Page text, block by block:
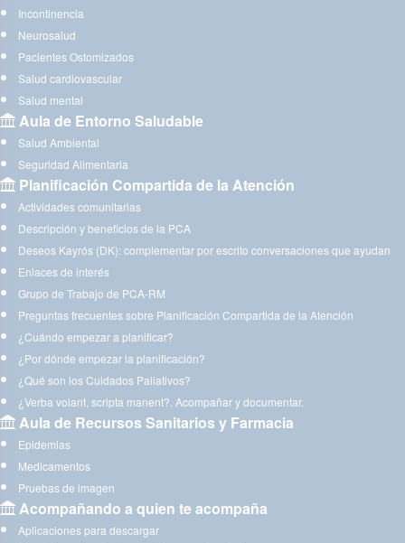
Incontinencia
Neurosalud
Pacientes Ostomizados
Salud cardiovascular
Salud mental
Aula de Entorno Saludable
Salud Ambiental
Seguridad Alimentaria
Planificación Compartida de la Atención
Actividades comunitarias
Descripción y beneficios de la PCA
Deseos Kayrós (DK): complementar por escrito conversaciones que ayudan
Enlaces de interés
Grupo de Trabajo de PCA-RM
Preguntas frecuentes sobre Planificación Compartida de la Atención
¿Cuándo empezar a planificar?
¿Por dónde empezar la planificación?
¿Qué son los Cuidados Paliativos?
¿Verba volant, scripta manent?. Acompañar y documentar.
Aula de Recursos Sanitarios y Farmacia
Epidemias
Medicamentos
Pruebas de imagen
Acompañando a quien te acompaña
Aplicaciones para descargar